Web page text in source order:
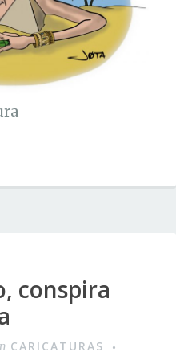
conspira
CARICATURAS